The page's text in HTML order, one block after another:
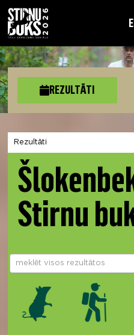
REZULTĀTI
Izvēlies sadaļu
Stirnu